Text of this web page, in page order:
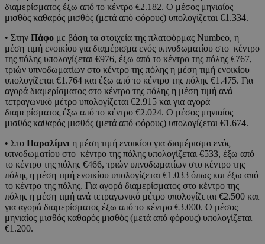
διαμερίσματος έξω από το κέντρο €2.182. Ο μέσος μηνιαίος
μισθός καθαρός μισθός (μετά από φόρους) υπολογίζεται €1.334.
• Στην Πάφο με βάση τα στοιχεία της πλατφόρμας Numbeo, η
μέση τιμή ενοικίου για διαμέρισμα ενός υπνοδωματίου στο κέντρο
της πόλης υπολογίζεται €976, έξω από το κέντρο της πόλης €767,
τριών υπνοδωματίων στο κέντρο της πόλης η μέση τιμή ενοικίου
υπολογίζεται €1.764 και έξω από το κέντρο της πόλης €1.475. Για
αγορά διαμερίσματος στο κέντρο της πόλης η μέση τιμή ανά
τετραγωνικό μέτρο υπολογίζεται €2.915 και για αγορά
διαμερίσματος έξω από το κέντρο €2.024. Ο μέσος μηνιαίος
μισθός καθαρός μισθός (μετά από φόρους) υπολογίζεται €1.674.
• Στο Παραλίμνι η μέση τιμή ενοικίου για διαμέρισμα ενός
υπνοδωματίου στο κέντρο της πόλης υπολογίζεται €533, έξω από
το κέντρο της πόλης €466, τριών υπνοδωματίων στο κέντρο της
πόλης η μέση τιμή ενοικίου υπολογίζεται €1.033 όπως και έξω από
το κέντρο της πόλης. Για αγορά διαμερίσματος στο κέντρο της
πόλης η μέση τιμή ανά τετραγωνικό μέτρο υπολογίζεται €2.500 και
για αγορά διαμερίσματος έξω από το κέντρο €3.000. Ο μέσος
μηνιαίος μισθός καθαρός μισθός (μετά από φόρους) υπολογίζεται
€1.200.